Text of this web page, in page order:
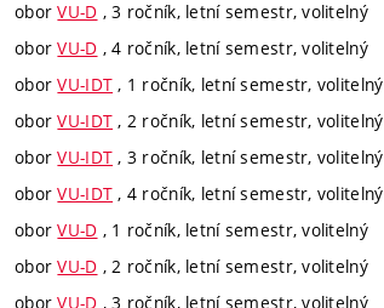
oborVU-D , 3 ročník, letní semestr, volitelný
oborVU-D , 4 ročník, letní semestr, volitelný
oborVU-IDT , 1 ročník, letní semestr, volitelný
oborVU-IDT , 2 ročník, letní semestr, volitelný
oborVU-IDT , 3 ročník, letní semestr, volitelný
oborVU-IDT , 4 ročník, letní semestr, volitelný
oborVU-D , 1 ročník, letní semestr, volitelný
oborVU-D , 2 ročník, letní semestr, volitelný
oborVU-D , 3 ročník, letní semestr, volitelný